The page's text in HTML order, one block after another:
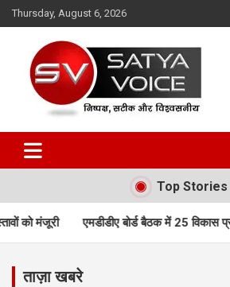
Skip
to
Thursday, August 6, 2026
Satya Voice
Top Stories
बोर्ड बैठक में 25 विकास प्रस्तावों को मंजूरी, लैंड
ताज़ा खबरे